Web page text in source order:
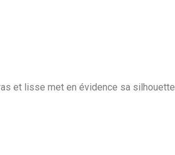
et lisse met en évidence sa silhouette